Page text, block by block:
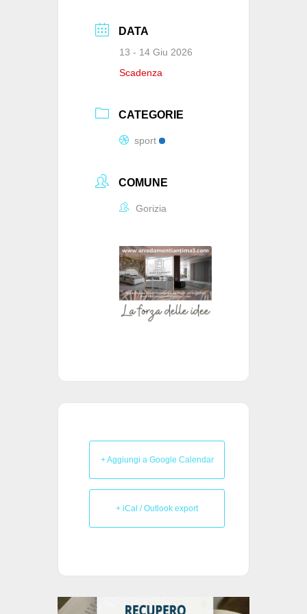
DATA
13 - 14 Giu 2026
Scadenza
CATEGORIE
sport
COMUNE
Gorizia
+ Aggiungi a Google Calendar
+ iCal / Outlook export